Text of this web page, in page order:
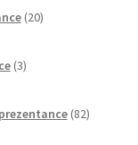
20izdelkov
3izdelki
82izdelkov